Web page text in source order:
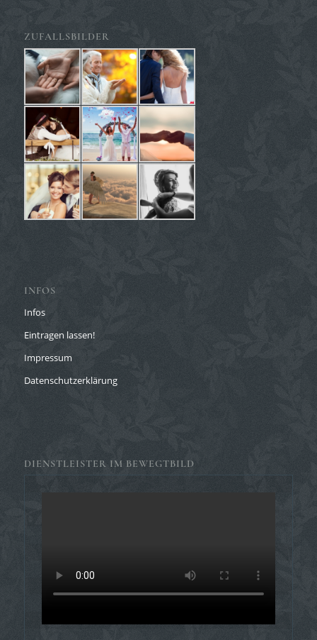
ZUFALLSBILDER
INFOS
Infos
Eintragen lassen!
Impressum
Datenschutzerklärung
DIENSTLEISTER IM BEWEGTBILD